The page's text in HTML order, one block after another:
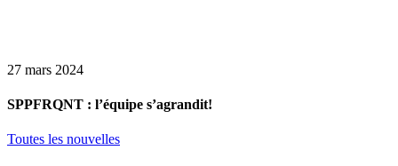
27 mars 2024
SPPFRQNT : l’équipe s’agrandit!
Toutes les nouvelles